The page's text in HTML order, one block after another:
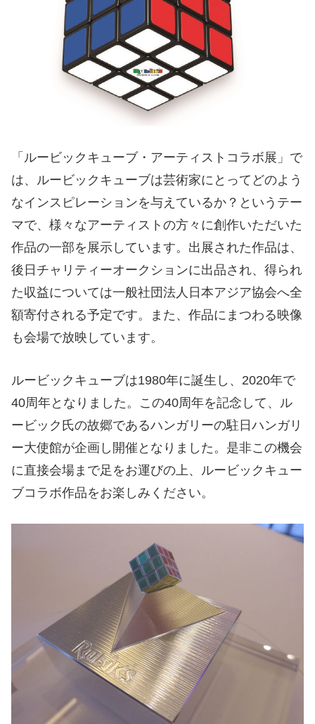
「ルービックキューブ・アーティストコラボ展」で
は、ルービックキューブは芸術家にとってどのよう
なインスピレーションを与えているか？というテー
マで、様々なアーティストの方々に創作いただいた
作品の一部を展示しています。出展された作品は、
後日チャリティーオークションに出品され、得られ
た収益については一般社団法人日本アジア協会へ全
額寄付される予定です。また、作品にまつわる映像
も会場で放映しています。
ルービックキューブは1980年に誕生し、2020年で
40周年となりました。この40周年を記念して、ル
ービック氏の故郷であるハンガリーの駐日ハンガリ
ー大使館が企画し開催となりました。是非この機会
に直接会場まで足をお運びの上、ルービックキュー
ブコラボ作品をお楽しみください。